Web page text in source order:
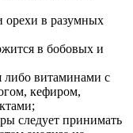
орехи в разумных
в бобовых и
либо витаминами с
кефиром,
следует принимать